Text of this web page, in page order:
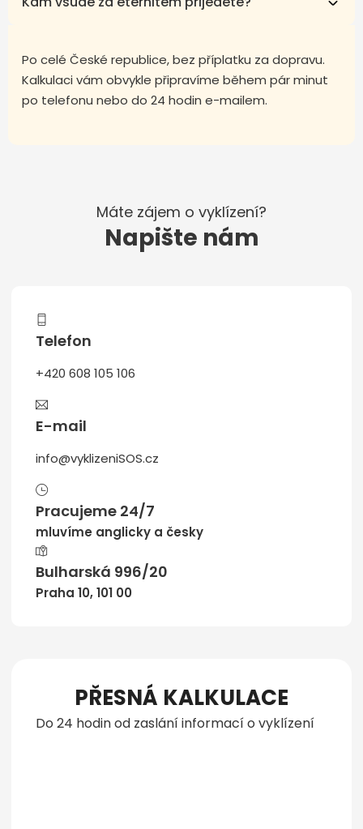
Po celé České republice, bez příplatku za dopravu.
Kalkulaci vám obvykle připravíme během pár minut
po telefonu nebo do 24 hodin e-mailem.
Máte zájem o vyklízení?
Napište nám
Telefon
+420 608 105 106
E-mail
info@vyklizeniSOS.cz
Pracujeme 24/7
mluvíme anglicky a česky
Bulharská 996/20
Praha 10, 101 00
PŘESNÁ KALKULACE
Do 24 hodin od zaslání informací o vyklízení